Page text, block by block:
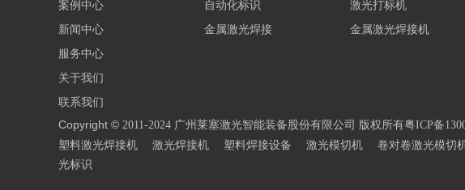
案例中心
新闻中心
服务中心
关于我们
联系我们
自动化标识
金属激光焊接
激光打标机
金属激光焊接机
Copyright © 2011-2024 广州莱塞激光智能装备股份有限公司 版权所有粤ICP备
塑料激光焊接机 激光焊接机 塑料焊接设备 激光模切机 卷对卷激光模
光标识